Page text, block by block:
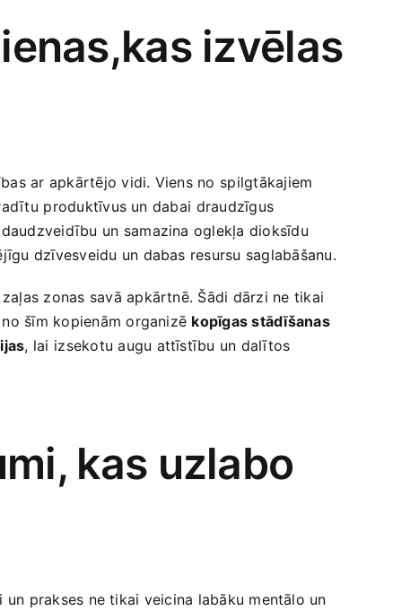
izvēlas
‌ar apkārtējo vidi. Viens no⁢ spilgtākajiem
produktīvus un dabai ⁤draudzīgus
un⁢ samazina‌ oglekļa dioksīdu
​dzīvesveidu un dabas resursu saglabāšanu.
zonas savā apkārtnē. Šādi‍ dārzi ne tikai
šīm kopienām organizē kopīgas stādīšanas
, lai ⁢izsekotu augu attīstību un dalītos
⁤kas uzlabo
prakses ne tikai ‍veicina ‌labāku mentālo un